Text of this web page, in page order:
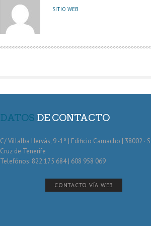
U
R
SITIO WEB
DATOS DE CONTACTO
C/ Villalba Hervás, 9 -1º | Edificio Camacho | 38002 ·
Cruz de Tenerife
Telefónos: 822 175 684 | 608 958 069
CONTACTO VÍA WEB